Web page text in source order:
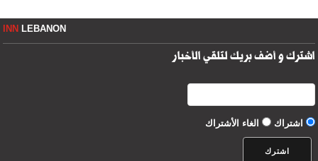
INNLEBANON
اشترك و أضف بريك لتلقي الأخبار
اشتراك الغاء الأشتراك